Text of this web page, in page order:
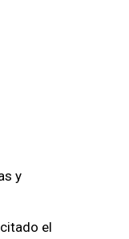
y
el